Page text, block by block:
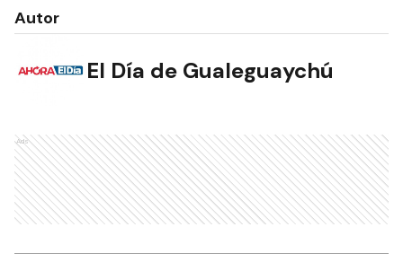
Autor
El Día de Gualeguaychú
Ads